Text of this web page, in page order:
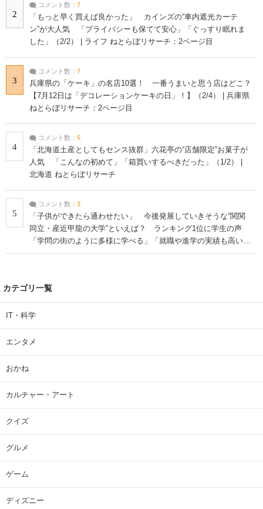
2
コメント数： 7
「もっと早く買えば良かった」 カインズの“車内遮光カーテ
ン”が大人気 「プライバシーも保てて安心」「ぐっすり眠れま
した」（2/2） | ライフ ねとらぼリサーチ：2ページ目
3
コメント数： 7
兵庫県の「ケーキ」の名店10選！ 一番うまいと思う店はどこ？
【7月12日は「デコレーションケーキの日」！】（2/4） | 兵庫県
ねとらぼリサーチ：2ページ目
4
コメント数： 5
「北海道土産としてもセンス抜群」六花亭の“店舗限定”お菓子が
人気 「こんなの初めて」「箱買いするべきだった」（1/2） |
北海道 ねとらぼリサーチ
5
コメント数： 3
「子供ができたら通わせたい」 今後発展していきそうな“関関
同立・産近甲龍の大学”といえば？ ランキング1位に学生の声
「学問の街のように多様に学べる」「就職や進学の実績も高い」
| 大学 ねとらぼリサーチ
カテゴリ一覧
IT・科学
エンタメ
おかね
カルチャー・アート
クイズ
グルメ
ゲーム
ディズニー